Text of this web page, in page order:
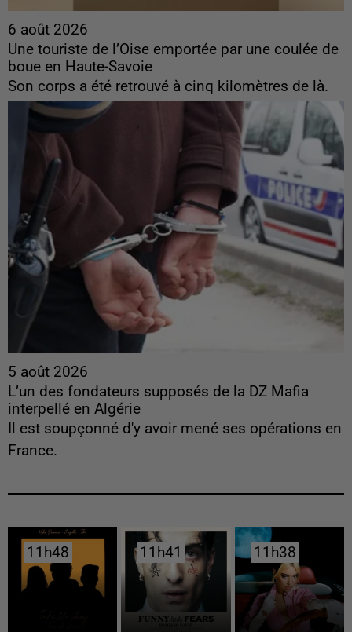
6 août 2026
Une touriste de l’Oise emportée par une coulée de
boue en Haute-Savoie
Son corps a été retrouvé à cinq kilomètres de là.
5 août 2026
L’un des fondateurs supposés de la DZ Mafia
interpellé en Algérie
Il est soupçonné d'y avoir mené ses opérations en
France.
11h48
11h48 11h41
11h41 11h38
11h38